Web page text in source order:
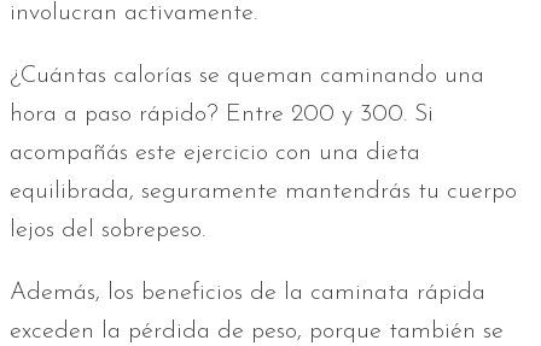
involucran activamente.
¿Cuántas calorías se queman caminando una
hora a paso rápido? Entre 200 y 300. Si
acompañás este ejercicio con una dieta
equilibrada, seguramente mantendrás tu cuerpo
lejos del sobrepeso.
Además, los beneficios de la caminata rápida
exceden la pérdida de peso, porque también se